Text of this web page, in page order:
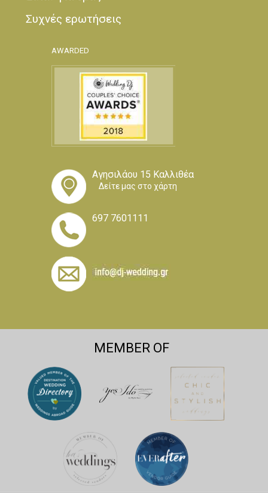
Συχνές ερωτήσεις
AWARDED
Αγησιλάου 15 Καλλιθέα
Δείτε μας στο χάρτη
697 7601111
MEMBER OF